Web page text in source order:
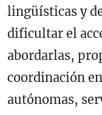
lingüísticas y
dificultar el
abordarlas,
coordinación
autónomas,